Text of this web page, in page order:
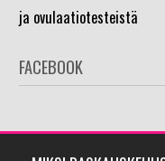
ja ovulaatiotesteistä
FACEBOOK